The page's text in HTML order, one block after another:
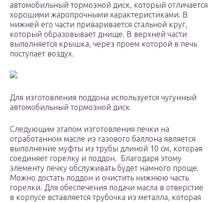
автомобильный тормозной диск, который отличается
хорошими жаропрочными характеристиками. В
нижней его части приваривается стальной круг,
который образовывает днище. В верхней части
выполняется крышка, через проем которой в печь
поступает воздух.
Для изготовления поддона используется чугунный
автомобильный тормозной диск
Следующим этапом изготовления печки на
отработанном масле из газового баллона является
выполнение муфты из трубы длиной 10 см, которая
соединяет горелку и поддон. Благодаря этому
элементу печку обслуживать будет намного проще.
Можно достать поддон и очистить нижнюю часть
горелки. Для обеспечения подачи масла в отверстие
в корпусе вставляется трубочка из металла, которая